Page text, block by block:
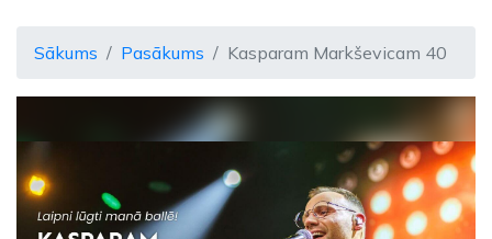
Sākums Pasākums Kasparam Markševicam 40